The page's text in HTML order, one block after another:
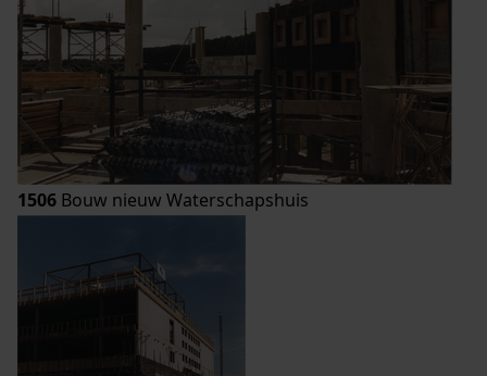
1506 Bouw nieuw Waterschapshuis